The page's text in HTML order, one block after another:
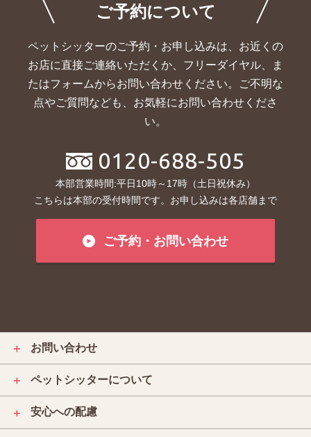
ご予約について
ペットシッターのご予約・お申し込みは、お近くの
お店に直接ご連絡いただくか、 フリーダイヤル、ま
たはフォームからお問い合わせください。ご不明な
点やご質問なども、お気軽にお問い合わせくださ
い。
0120-688-505
本部営業時間:平日10時～17時（土日祝休み）
こちらは本部の受付時間です。お申し込みは各店舗まで
ご予約・お問い合わせ
＋ お問い合わせ
＋ ペットシッターについて
＋ 安心への配慮